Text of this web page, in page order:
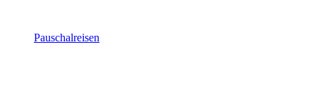
Pauschalreisen